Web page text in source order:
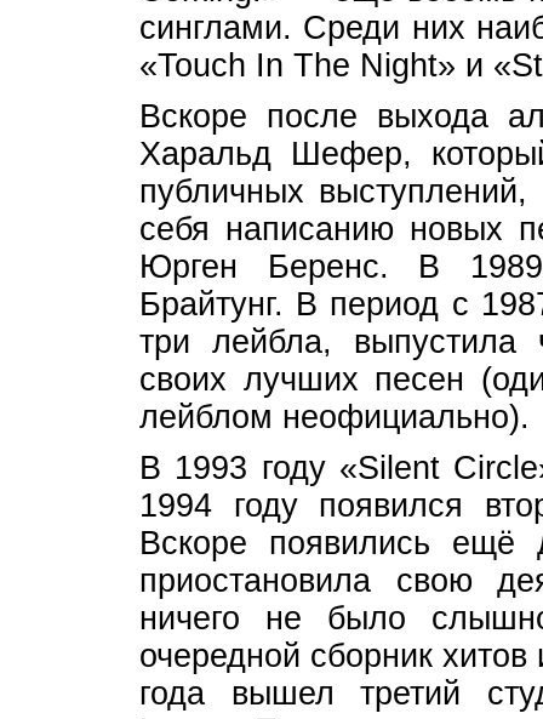
синглами. Среди них
«Touch In The Night» и
Вскоре после выхода
Харальд Шефер,
публичных
себя написанию новых
Юрген Беренс. В
Брайтунг. В период с
три лейбла, выпустила
своих лучших песен
лейблом неофициально).
В 1993 году «Silent
1994 году появился
Вскоре появились ещё
приостановила свою
ничего не было
очередной сборник
года вышел третий